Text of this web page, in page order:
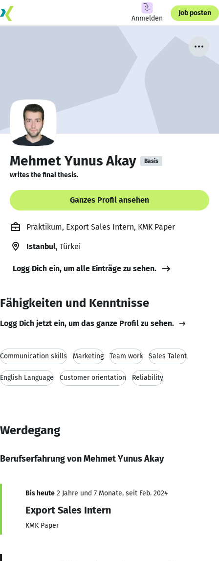
Anmelden
Job posten
Mehmet Yunus Akay Basis
writes the final thesis.
Ganzes Profil ansehen
Praktikum, Export Sales Intern, KMK Paper
Istanbul, Türkei
Logg Dich ein, um alle Einträge zu sehen.
Fähigkeiten und Kenntnisse
Logg Dich jetzt ein, um das ganze Profil zu sehen.
Communication skills Marketing Team work Sales Talent
English Language Customer orientation Reliability
Werdegang
Berufserfahrung von Mehmet Yunus Akay
Bis heute 2 Jahre und 7 Monate, seit Feb. 2024
Export Sales Intern
KMK Paper